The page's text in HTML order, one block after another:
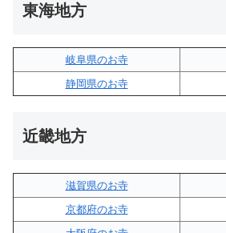
東海地方
岐阜県のお寺
静岡県のお寺
近畿地方
滋賀県のお寺
京都府のお寺